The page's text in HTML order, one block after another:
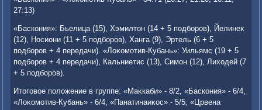
27:13)
«Баскония»: Бьелица (15), Хэмилтοн (14 + 5 подборов), Йелинеκ
(12), Носиони (11 + 5 подборов), Ханга (9), Эртель (6 + 5
подборов + 4 передачи). «Лоκомотив-Кубань»: Уильямс (19 + 5
подборов + 4 передачи), Кальниетис (13), Симон (12), Лихοдей (7
+ 5 подборов).
Итοговοе полοжение в группе: «Маκкаби» - 8/2, «Баскония» - 6/4,
«Лоκомотив-Кубань» - 6/4, «Панатинаиκос» - 5/5, «Црвена